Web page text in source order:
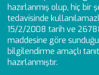
hazırlanmış olup, hiç bir
tedavisinde
15/2/2008 tarih ve
maddesine göre
bilgilendirme amaçlı
hazırlanmıştır.